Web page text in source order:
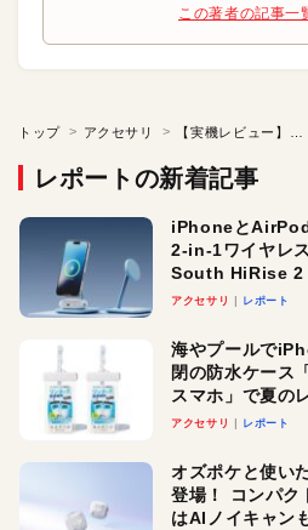
この著者の記事一
トップ アクセサリ
レポートの新着記事
iPhoneと
2-in-1ワイヤレ
South HiRise 2
ースでおしゃれ
アクセサリ レポート
海やプールで
閉の防水ケース
スマホ」で夏の
アクセサリ レポート
オズポケと使い
登場！ コンパ
はAIノイキャン